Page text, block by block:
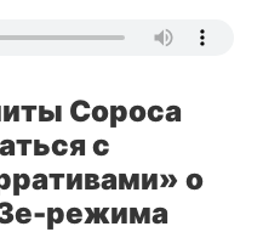
Сороса
с
о
режима